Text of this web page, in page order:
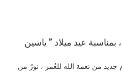
بمناسبة عيد ميلاد ” ياسين
جديد من نعمة الله للعُمر ، نورٌ من